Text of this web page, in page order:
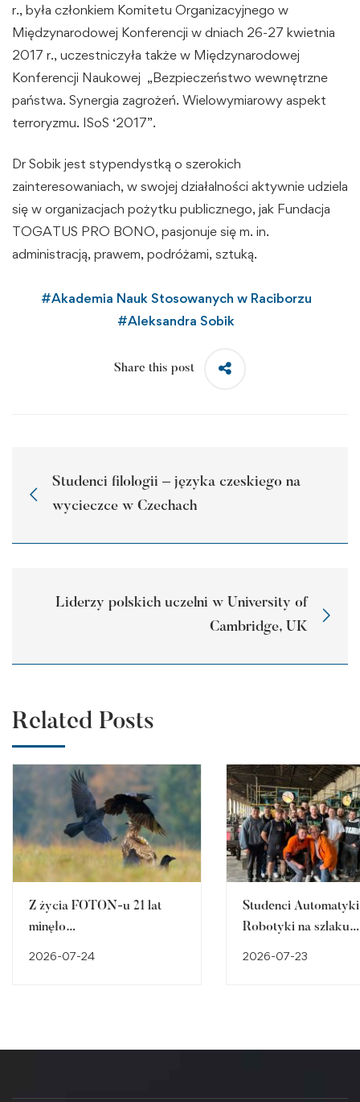
r., była członkiem Komitetu Organizacyjnego w
Międzynarodowej Konferencji w dniach 26-27 kwietnia
2017 r., uczestniczyła także w Międzynarodowej
Konferencji Naukowej „Bezpieczeństwo wewnętrzne
państwa. Synergia zagrożeń. Wielowymiarowy aspekt
terroryzmu. ISoS ‘2017”.
Dr Sobik jest stypendystką o szerokich
zainteresowaniach, w swojej działalności aktywnie udziela
się w organizacjach pożytku publicznego, jak Fundacja
TOGATUS PRO BONO, pasjonuje się m. in.
administracją, prawem, podróżami, sztuką.
#Akademia Nauk Stosowanych w Raciborzu
#Aleksandra Sobik
Share this post
Studenci filologii – języka czeskiego na
wycieczce w Czechach
Liderzy polskich uczelni w University of
Cambridge, UK
Related Posts
Z życia FOTON-u 21 lat
minęło…
2026-07-24
Studenci
Robotyki na szlaku
2026-07-23